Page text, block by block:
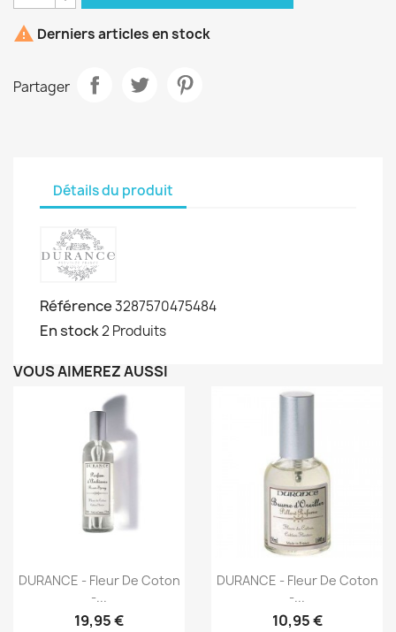
 Derniers articles en stock
Partager
Détails du produit
Référence3287570475484
En stock2 Produits
VOUS AIMEREZ AUSSI
Aperçu rapide
DURANCE - Fleur De Coton
-...
19,95 €
Aperçu rapide
DURANCE - Fleur De Coton
-...
10,95 €